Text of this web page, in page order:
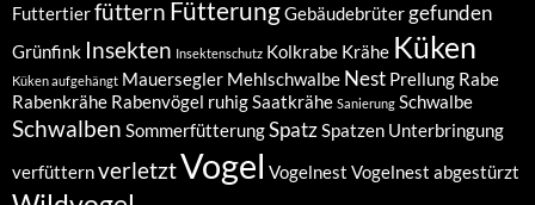
Futtertierfüttern FütterungGebäudebrüter gefunden
Grünfink Insekten Insektenschutz Kolkrabe Krähe Küken
Küken aufgehängt Mauersegler Mehlschwalbe Nest Prellung Rabe
Rabenkrähe Rabenvögel ruhigSaatkrähe Sanierung Schwalbe
Schwalben SommerfütterungSpatzSpatzen Unterbringung
verfütternverletztVogel Vogelnest Vogelnest abgestürzt